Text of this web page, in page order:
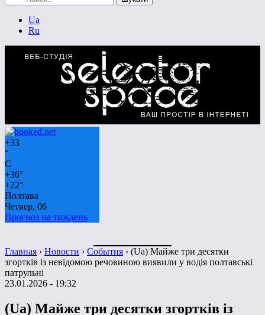
Ua
Ru
+33
°
C
+36°
+22°
Полтава
Четвер, 06
Прогноз на тиждень
Главная › Новости › События › (Ua) Майже три десятки
згортків із невідомою речовиною виявили у водія полтавські
патрульні
23.01.2026 - 19:32
(Ua) Майже три десятки згортків із